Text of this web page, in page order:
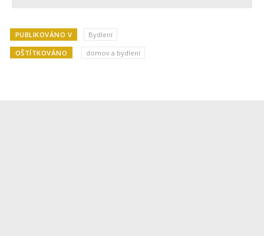
PUBLIKOVÁNO V Bydlení
OŠTÍTKOVÁNO domov a bydlení